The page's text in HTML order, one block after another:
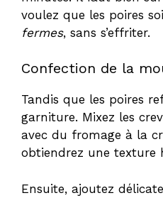
voulez que les poires
fermes, sans s’effriter.
Confection de la
Tandis que les poires
garniture. Mixez les
avec du fromage à la
obtiendrez une texture
Ensuite, ajoutez